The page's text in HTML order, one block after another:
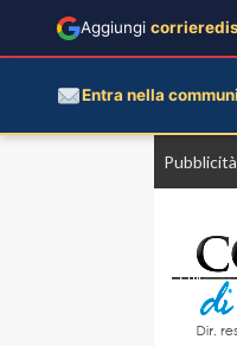
Pubblicità
Aggiungi
Entra nella